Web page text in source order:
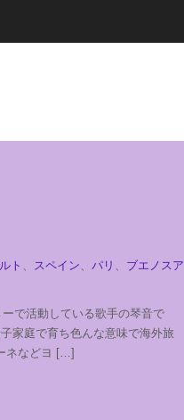
ト 、 スペイン、 パリ 、 ブエノスア
で活動している歌手の琴音で
家庭で育ち色んな意味で海外旅
ネなどヨ […]